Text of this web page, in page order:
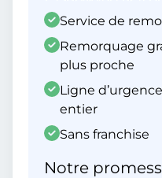
Service de
Remorquage
plus proche
Ligne
entier
Sans franchise
Notre